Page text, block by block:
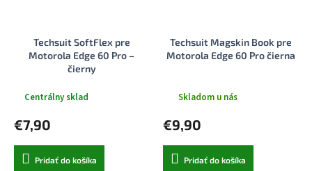
Techsuit SoftFlex pre
Motorola Edge 60 Pro –
čierny
Centrálny sklad
€7,90
Pridať do košíka
Techsuit Magskin Book pre
Motorola Edge 60 Pro čierna
Skladom u nás
€9,90
Pridať do košíka